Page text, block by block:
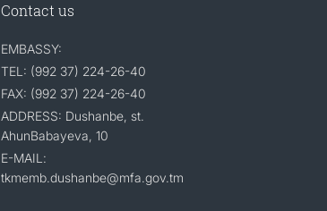
Contact us
EMBASSY:
TEL: (992 37) 224-26-40
FAX: (992 37) 224-26-40
ADDRESS: Dushanbe, st.
AhunBabayeva, 10
E-MAIL:
tkmemb.dushanbe@mfa.gov.tm